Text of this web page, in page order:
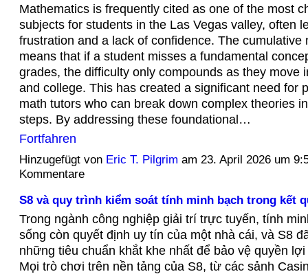
Mathematics is frequently cited as one of the most
subjects for students in the Las Vegas valley, often
frustration and a lack of confidence. The cumulative
means that if a student misses a fundamental
grades, the difficulty only compounds as they move
and college. This has created a significant need for
math tutors who can break down complex theories
steps. By addressing these foundational…
Fortfahren
Hinzugefügt von Eric T. Pilgrim am 23. April 2026 um
Kommentare
S8 và quy trình kiểm soát tính minh bạch trong kết
Trong ngành công nghiệp giải trí trực tuyến, tính
sống còn quyết định uy tín của một nhà cái, và S8
những tiêu chuẩn khắt khe nhất để bảo vệ quyền
Mọi trò chơi trên nền tảng của S8, từ các sảnh